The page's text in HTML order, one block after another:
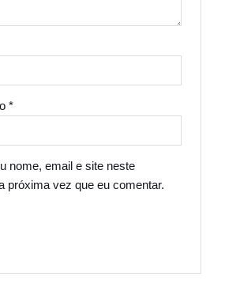
*
nome, email e site neste
próxima vez que eu comentar.